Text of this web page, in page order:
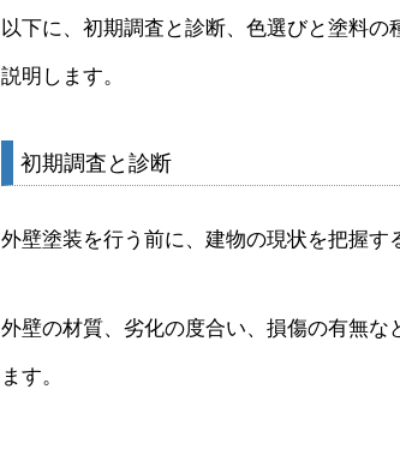
以下に、初期調査と診断、色選びと塗料
説明します。
初期調査と診断
外壁塗装を行う前に、建物の現状を把握す
外壁の材質、劣化の度合い、損傷の有無
ます。